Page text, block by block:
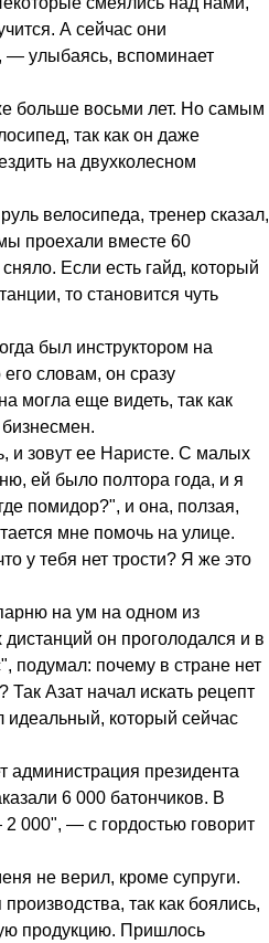
А сейчас они
— улыбаясь, вспоминает
больше восьми лет. Но самым
так как он даже
на двухколесном
велосипеда, тренер сказал,
проехали вместе 60
Если есть гайд, который
то становится чуть
был инструктором на
словам, он сразу
могла еще видеть, так как
и зовут ее Наристе. С малых
ей было полтора года, и я
помидор?", и она, ползая,
мне помочь на улице.
у тебя нет трости? Я же это
на ум на одном из
он проголодался и в
подумал: почему в стране нет
Так Азат начал искать рецепт
идеальный, который сейчас
администрация президента
6 000 батончиков. В
000", — с гордостью говорит
не верил, кроме супруги.
так как боялись,
продукцию. Пришлось